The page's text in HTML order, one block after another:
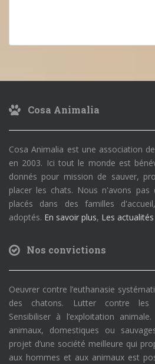
Cosa Animalia
Cosa Animalia est une association
en 2003. Ici tout le monde est
donnés pour mission de sauver,
placer les chats. Nous n'avons
placés dans des familles
adoptés. En savoir plus, Les
Nos convictions
Oeuvrer contre l’euthanasie
des chatons. Lutter contre les
Sensibiliser à l’exploitation
animaux, domestiques ou
projet d’une société meilleure qui
aux hommes et aux animaux est